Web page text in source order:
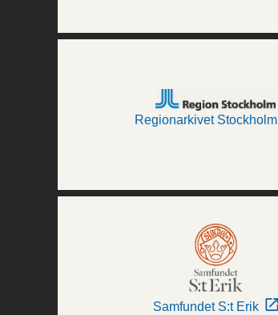
Regionarkivet Stockholm
Samfundet S:t Erik